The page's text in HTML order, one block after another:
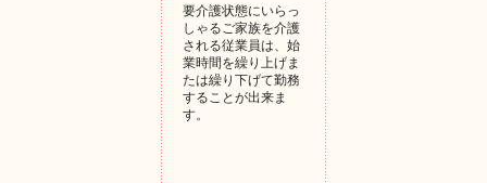
要介護状態にいらっ
しゃるご家族を介護
される従業員は、始
業時間を繰り上げま
たは繰り下げて勤務
することが出来ま
す。